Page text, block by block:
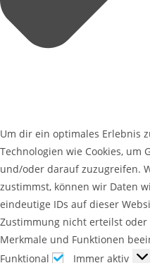
Um dir ein optimales Erlebnis
Technologien wie Cookies, um
und/oder darauf zuzugreifen.
zustimmst, können wir Daten
eindeutige IDs auf dieser
Zustimmung nicht erteilst
Merkmale und Funktionen
Funktional
Immer aktiv